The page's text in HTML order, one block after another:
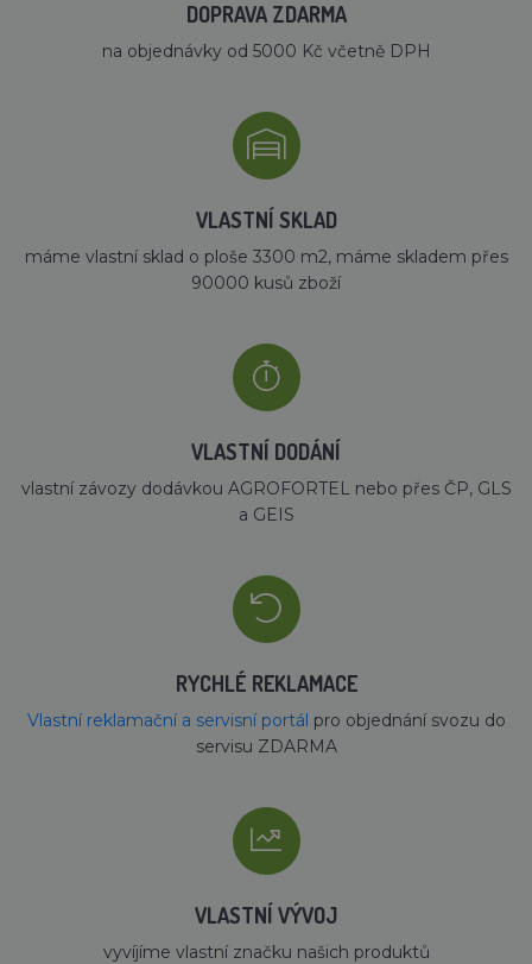
DOPRAVA ZDARMA
na objednávky od 5000 Kč včetně DPH
VLASTNÍ SKLAD
máme vlastní sklad o ploše 3300 m2, máme skladem přes
90000 kusů zboží
VLASTNÍ DODÁNÍ
vlastní závozy dodávkou AGROFORTEL nebo přes ČP, GLS
a GEIS
RYCHLÉ REKLAMACE
Vlastní reklamační a servisní portál pro objednání svozu do
servisu ZDARMA
VLASTNÍ VÝVOJ
vyvíjíme vlastní značku našich produktů